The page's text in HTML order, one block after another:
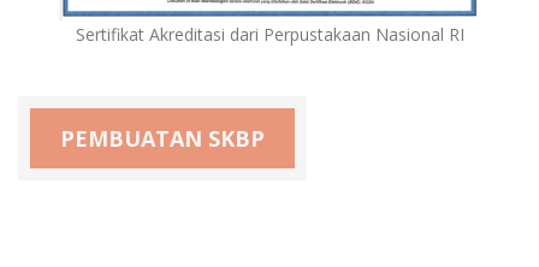
Sertifikat Akreditasi dari Perpustakaan Nasional RI
PEMBUATAN SKBP